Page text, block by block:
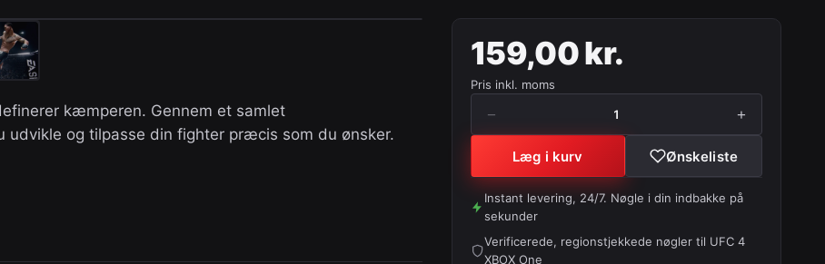
kæmperen. Gennem et samlet
og tilpasse din fighter præcis som du ønsker.
159,00 kr.
Pris inkl. moms
− 1 +
Læg i kurv Ønskeliste
Instant levering, 24/7. Nøgle i din indbakke på
sekunder
Verificerede, regionstjekkede nøgler til UFC 4
XBOX One